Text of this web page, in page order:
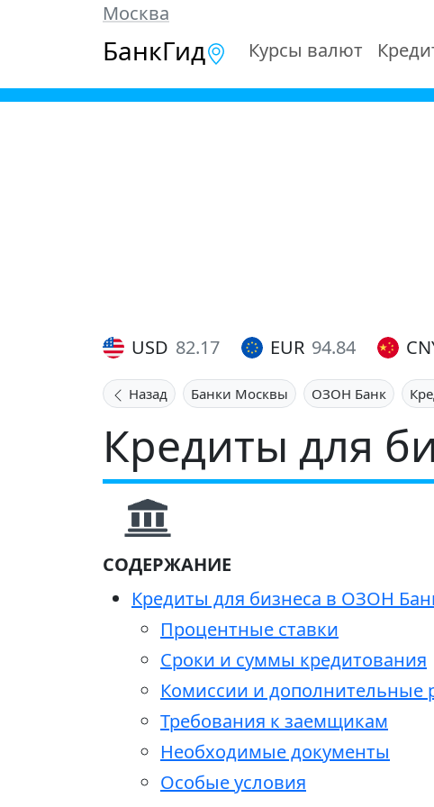
Москва
БанкГид Курсы валют
USD 82.17 EUR 94.84
Назад Банки Москвы ОЗОН Банк
Кредиты для
СОДЕРЖАНИЕ
Кредиты для бизнеса в ОЗОН
Процентные ставки
Сроки и суммы кредитования
Комиссии и дополнительные
Требования к заемщикам
Необходимые документы
Особые условия